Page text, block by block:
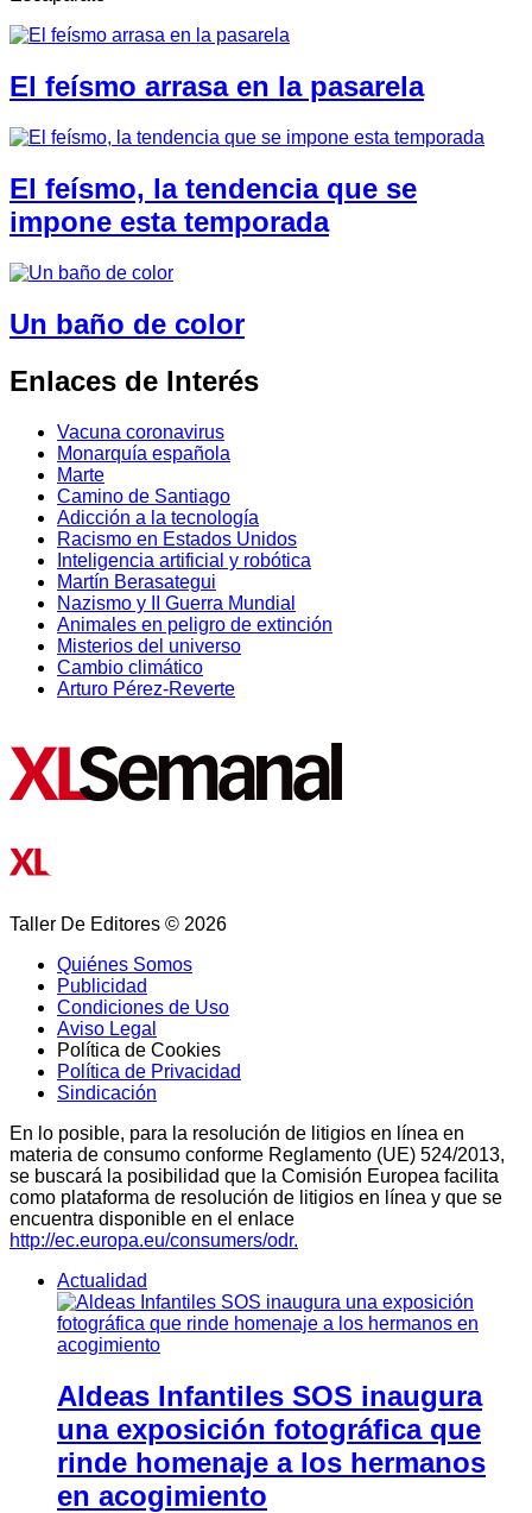
El feísmo arrasa en la pasarela
El feísmo, la tendencia que se
impone esta temporada
Un baño de color
Enlaces de Interés
Vacuna coronavirus
Monarquía española
Marte
Camino de Santiago
Adicción a la tecnología
Racismo en Estados Unidos
Inteligencia artificial y robótica
Martín Berasategui
Nazismo y II Guerra Mundial
Animales en peligro de extinción
Misterios del universo
Cambio climático
Arturo Pérez-Reverte
Taller De Editores © 2026
Quiénes Somos
Publicidad
Condiciones de Uso
Aviso Legal
Política de Cookies
Política de Privacidad
Sindicación
En lo posible, para la resolución de litigios en línea en
materia de consumo conforme Reglamento (UE) 524/2013,
se buscará la posibilidad que la Comisión Europea facilita
como plataforma de resolución de litigios en línea y que se
encuentra disponible en el enlace
http://ec.europa.eu/consumers/odr.
Actualidad
Aldeas Infantiles SOS inaugura
una exposición fotográfica que
rinde homenaje a los hermanos
en acogimiento